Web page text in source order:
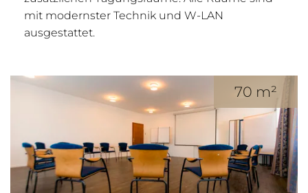
mit modernster Technik und W-LAN
ausgestattet.
70 m²